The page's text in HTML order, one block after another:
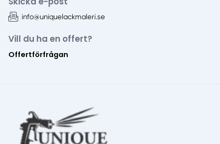
info@uniquelackmaleri.se
Vill du ha en offert?
Offertförfrågan